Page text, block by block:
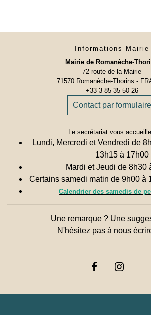
Informations Mairie
Mairie de Romanèche-
72 route de la Mairie
71570 Romanèche-Thorins -
+33 3 85 35 50 26
Contact par formulaire
Le secrétariat vous
Lundi, Mercredi et Vendredi de
13h15 à 17h00
Mardi et Jeudi de 8h30
Certains samedi matin de 9h00 à
Calendrier des samedis de
Une remarque ? Une
N'hésitez pas à nous